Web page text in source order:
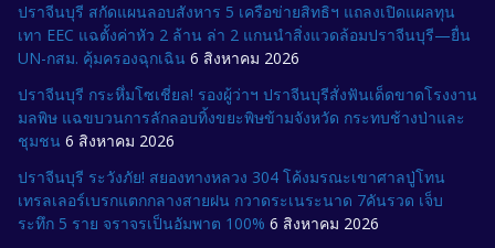
ปราจีนบุรี สกัดแผนลอบสังหาร 5 เครือข่ายสิทธิฯ แถลงเปิดแผลทุน
เทา EEC แฉตั้งค่าหัว 2 ล้าน ล่า 2 แกนนำสิ่งแวดล้อมปราจีนบุรี—ยื่น
UN-กสม. คุ้มครองฉุกเฉิน 6 สิงหาคม 2026
ปราจีนบุรี กระหึ่มโซเชี่ยล! รองผู้ว่าฯ ปราจีนบุรีสั่งฟันเด็ดขาดโรงงาน
มลพิษ แฉขบวนการลักลอบทิ้งขยะพิษข้ามจังหวัด กระทบช้างป่าและ
ชุมชน 6 สิงหาคม 2026
ปราจีนบุรี ระวังภัย! สยองทางหลวง 304 โค้งมรณะเขาศาลปู่โทน
เทรลเลอร์เบรกแตกกลางสายฝน กวาดระเนระนาด 7คันรวด เจ็บ
ระทึก 5 ราย จราจรเป็นอัมพาต 100% 6 สิงหาคม 2026